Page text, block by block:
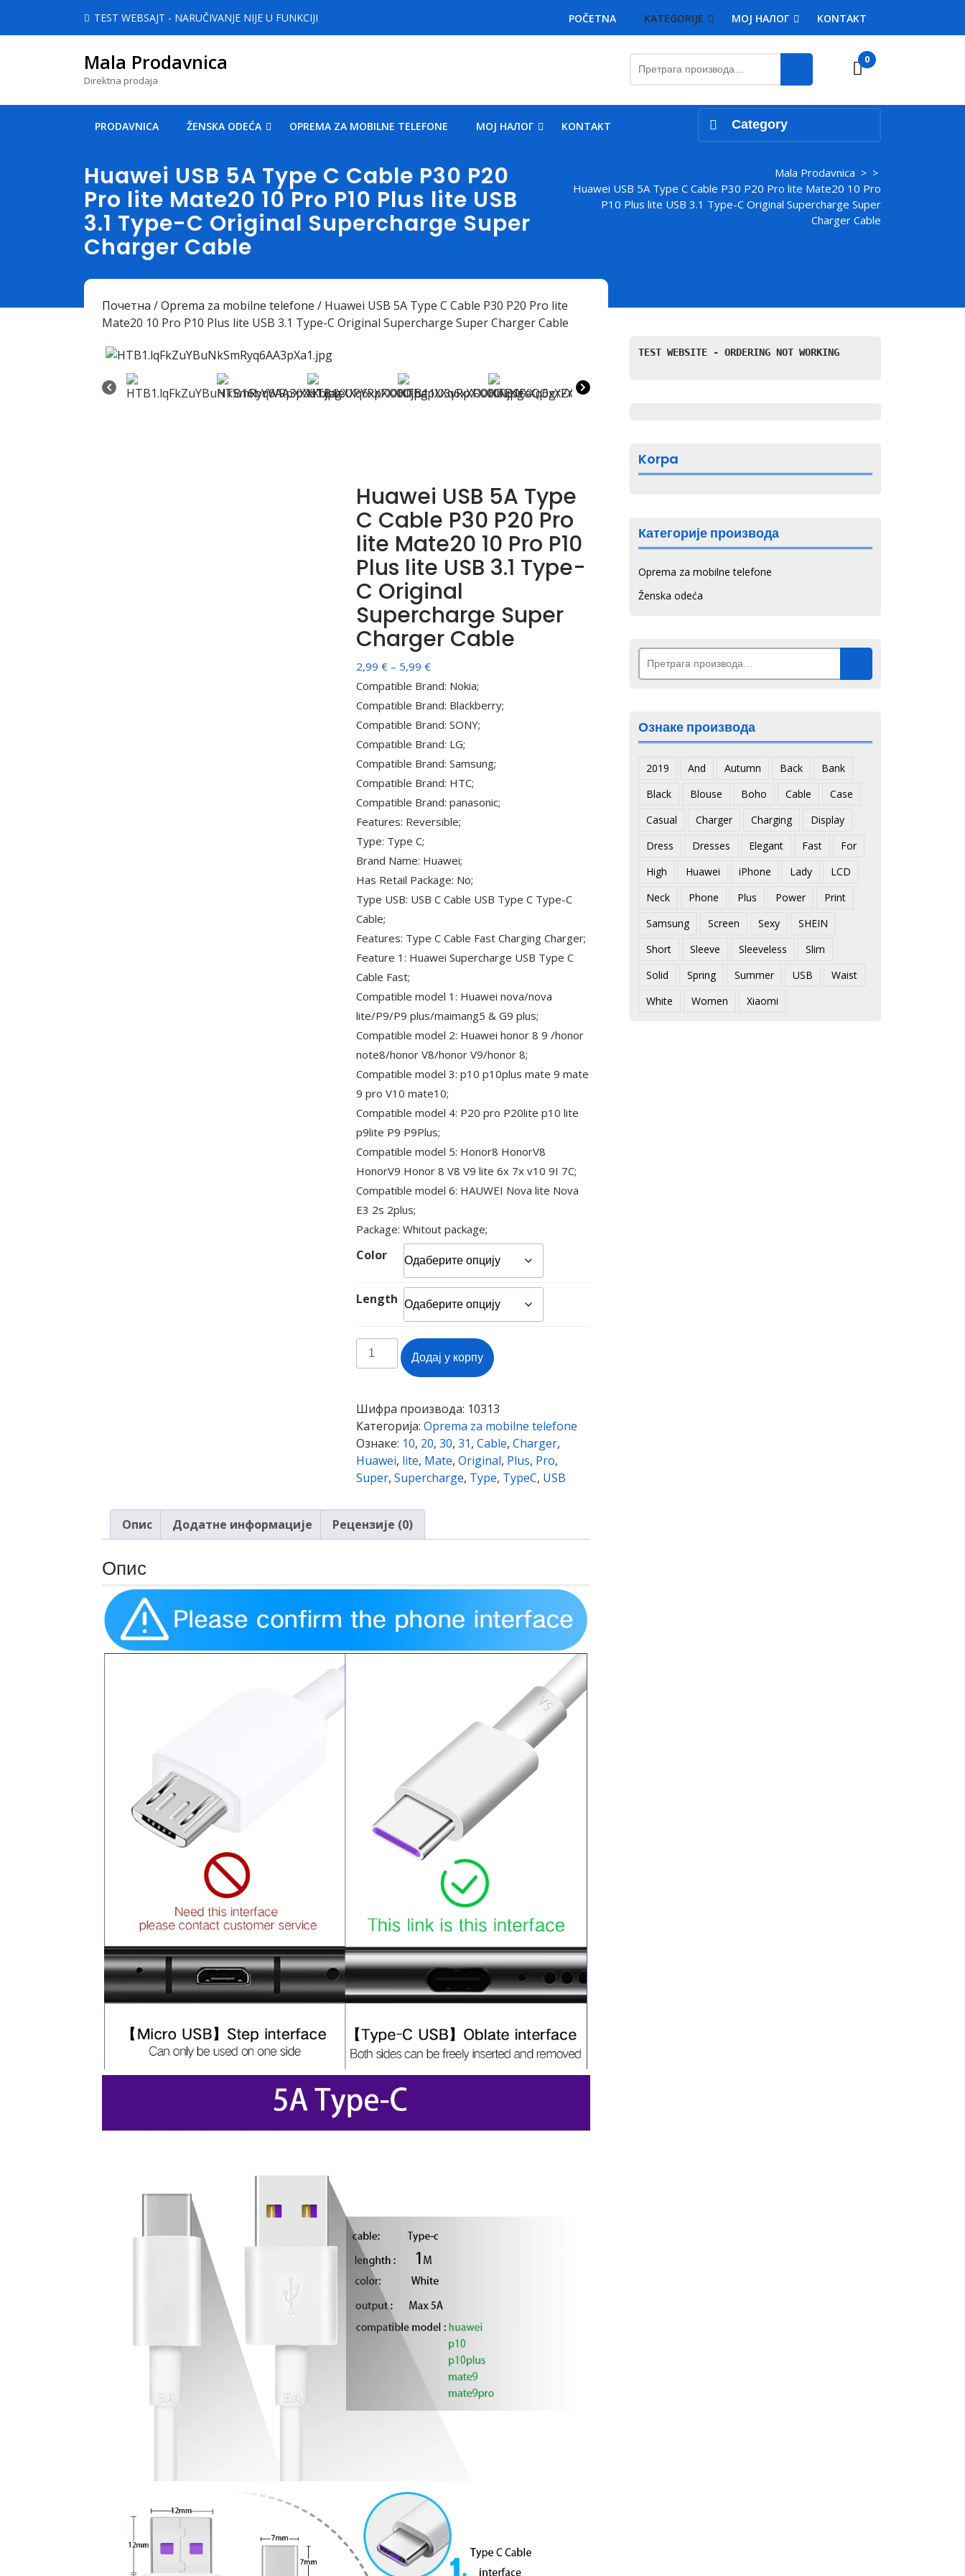
TEST WEBSAJT - NARUČIVANJE NIJE U FUNKCIJI POČETNA KATEGORIJE MOJ НАЛОГ KONTAKT
Mala Prodavnica
Direktna prodaja
Cart
0
PRODAVNICA ŽENSKA ODEĆA OPREMA ZA MOBILNE TELEFONE MOJ НАЛОГ KONTAKT Category
Huawei USB 5A Type C Cable P30 P20
Pro lite Mate20 10 Pro P10 Plus lite USB
3.1 Type-C Original Supercharge Super
Charger Cable
Mala Prodavnica > >
Huawei USB 5A Type C Cable P30 P20 Pro lite Mate20 10 Pro
P10 Plus lite USB 3.1 Type-C Original Supercharge Super
Charger Cable
Почетна /Oprema za mobilne telefone / Huawei USB 5A Type C Cable P30 P20 Pro lite
Mate20 10 Pro P10 Plus lite USB 3.1 Type-C Original Supercharge Super Charger Cable
Huawei USB 5A Type
C Cable P30 P20 Pro
lite Mate20 10 Pro P10
Plus lite USB 3.1 Type-
C Original
Supercharge Super
Charger Cable
2,99 € – 5,99 €Распон
цена:
од
2,99 €
до
5,99 €
Compatible Brand: Nokia;
Compatible Brand: Blackberry;
Compatible Brand: SONY;
Compatible Brand: LG;
Compatible Brand: Samsung;
Compatible Brand: HTC;
Compatible Brand: panasonic;
Features: Reversible;
Type: Type C;
Brand Name: Huawei;
Has Retail Package: No;
Type USB: USB C Cable USB Type C Type-C
Cable;
Features: Type C Cable Fast Charging Charger;
Feature 1: Huawei Supercharge USB Type C
Cable Fast;
Compatible model 1: Huawei nova/nova
lite/P9/P9 plus/maimang5 & G9 plus;
Compatible model 2: Huawei honor 8 9 /honor
note8/honor V8/honor V9/honor 8;
Compatible model 3: p10 p10plus mate 9 mate
9 pro V10 mate10;
Compatible model 4: P20 pro P20lite p10 lite
p9lite P9 P9Plus;
Compatible model 5: Honor8 HonorV8
HonorV9 Honor 8 V8 V9 lite 6x 7x v10 9I 7C;
Compatible model 6: HAUWEI Nova lite Nova
E3 2s 2plus;
Package: Whitout package;
Color
Length
Huawei
USB
C
Cable
P30
P20
Pro
Mate20
10
Plus
USB
Type-
количина
Додај у корпу
Шифра производа: 10313
Категорија: Oprema za mobilne telefone
Ознаке: 10, 20, 30, 31, Cable, Charger,
Huawei, lite, Mate, Original, Plus, Pro,
Super, Supercharge, Type, TypeC, USB
Опис Додатне информације Рецензије (0)
Опис
TEST WEBSITE - ORDERING NOT WORKING
Korpa
Категорије производа
Oprema za mobilne telefone
Ženska odeća
Претрага
Ознаке производа
2019 And Autumn Back
Bank
Black
Blouse Boho Cable
Case
Casual
Charger Charging
Display
Dress
Dresses Elegant Fast
For
High
Huawei iPhone Lady
LCD
Neck
Phone Plus Power
Print
Samsung
Screen Sexy
SHEIN
Short
Sleeve Sleeveless
Slim
Solid
Spring Summer USB
Waist
White
Women Xiaomi